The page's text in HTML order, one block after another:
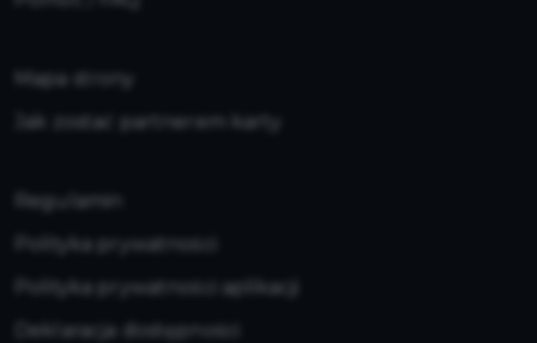
Mapa strony
Jak zostać partnerem karty
Regulamin
Polityka prywatności
Polityka prywatności aplikacji
Deklaracja dostępności